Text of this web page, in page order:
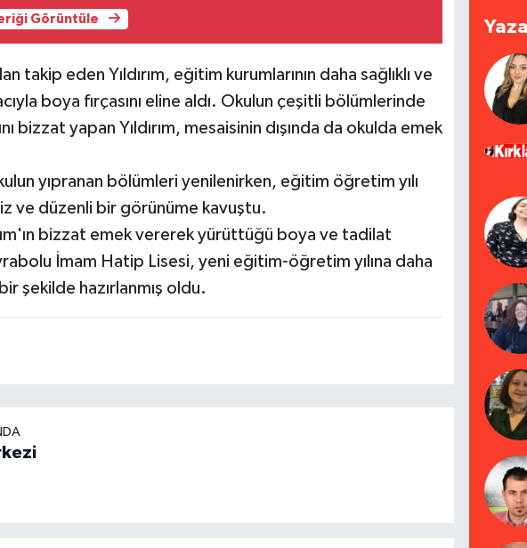
Görüntüle
takip eden Yıldırım, eğitim kurumlarının daha sağlıklı ve
boya fırçasını eline aldı. Okulun çeşitli bölümlerinde
bizzat yapan Yıldırım, mesaisinin dışında da okulda emek
yıpranan bölümleri yenilenirken, eğitim öğretim yılı
ve düzenli bir görünüme kavuştu.
bizzat emek vererek yürüttüğü boya ve tadilat
İmam Hatip Lisesi, yeni eğitim-öğretim yılına daha
şekilde hazırlanmış oldu.